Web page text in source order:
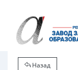
Назад